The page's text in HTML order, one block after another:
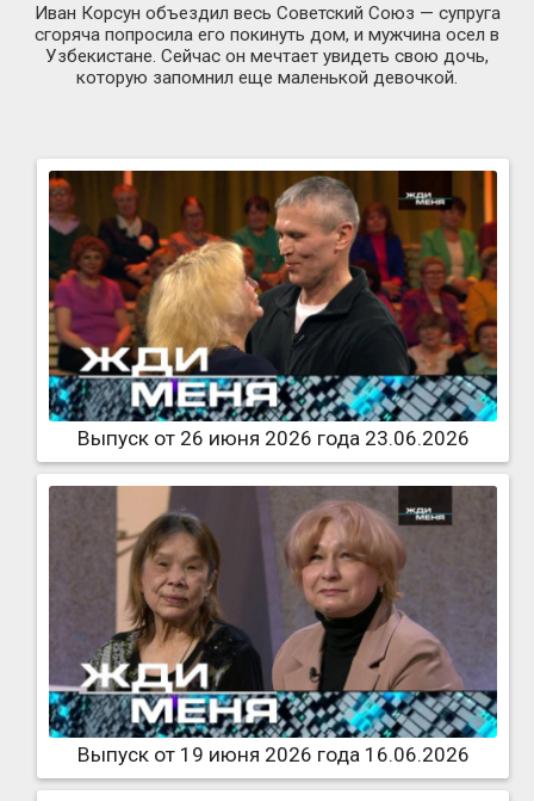
Иван Корсун объездил весь Советский Союз — супруга
сгоряча попросила его покинуть дом, и мужчина осел в
Узбекистане. Сейчас он мечтает увидеть свою дочь,
которую запомнил еще маленькой девочкой.
Выпуск от 26 июня 2026 года 23.06.2026
Выпуск от 19 июня 2026 года 16.06.2026